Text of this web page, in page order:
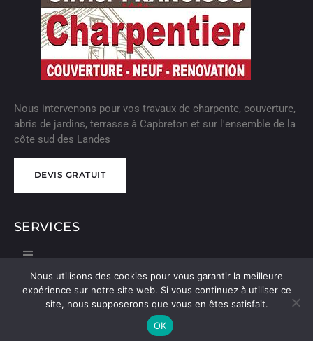
Nous intervenons pour vos travaux de charpente, couverture,
abris de jardins, terrasse à Capbreton et sur l'ensemble de la
côte sud des Landes
DEVIS GRATUIT
SERVICES
© 2024 Olivier Francisco. tous droits réservés. |Politique de
confidentialité |Mentions légales | Réalisation
Nouveausoft.com
Nous utilisons des cookies pour vous garantir la meilleure
expérience sur notre site web. Si vous continuez à utiliser ce
site, nous supposerons que vous en êtes satisfait.
OK